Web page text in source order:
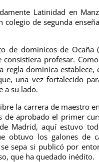
Latinidad en
de segunda
de dominicos de Ocaña
profesar.
regla dominica establece,
una vez fortalecido
a su lado.
la carrera de maestro
aprobado el primer
Madrid, aquí estuvo
obtuvo los galones de
sepa si publicó por
que ha quedado inédito.